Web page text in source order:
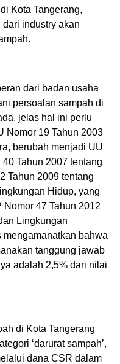
Kota Tangerang,
industry akan
dari badan usaha
persoalan sampah di
jelas hal ini perlu
Nomor 19 Tahun 2003
berubah menjadi UU
Tahun 2007 tentang
Tahun 2009 tentang
Hidup, yang
47 Tahun 2012
Lingkungan
mengamanatkan bahwa
tanggung jawab
adalah 2,5% dari nilai
di Kota Tangerang
‘darurat sampah’,
dana CSR dalam